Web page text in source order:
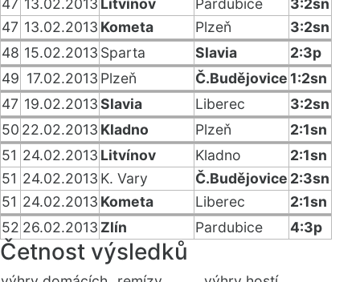
47 13.02.2013 Litvínov Pardubice
3:2sn
47 13.02.2013 Kometa Plzeň
3:2sn
48 15.02.2013 Sparta Slavia
2:3p
49 17.02.2013 Plzeň Č.Budějovice 1:2sn
47 19.02.2013Slavia Liberec
3:2sn
50 22.02.2013 Kladno Plzeň
2:1sn
51 24.02.2013 Litvínov Kladno
2:1sn
51 24.02.2013 K. Vary Č.Budějovice 2:3sn
51 24.02.2013 Kometa Liberec
2:1sn
52 26.02.2013 Zlín Pardubice 4:3p
Četnost výsledků